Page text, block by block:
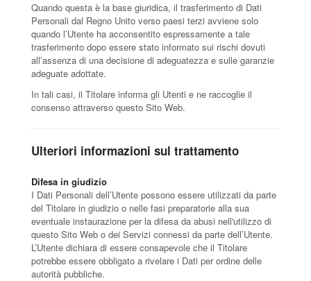
Quando questa è la base giuridica, il trasferimento di Dati
Personali dal Regno Unito verso paesi terzi avviene solo
quando l’Utente ha acconsentito espressamente a tale
trasferimento dopo essere stato informato sui rischi dovuti
all’assenza di una decisione di adeguatezza e sulle garanzie
adeguate adottate.
In tali casi, il Titolare informa gli Utenti e ne raccoglie il
consenso attraverso questo Sito Web.
Ulteriori informazioni sul trattamento
Difesa in giudizio
I Dati Personali dell’Utente possono essere utilizzati da parte
del Titolare in giudizio o nelle fasi preparatorie alla sua
eventuale instaurazione per la difesa da abusi nell'utilizzo di
questo Sito Web o dei Servizi connessi da parte dell’Utente.
L’Utente dichiara di essere consapevole che il Titolare
potrebbe essere obbligato a rivelare i Dati per ordine delle
autorità pubbliche.